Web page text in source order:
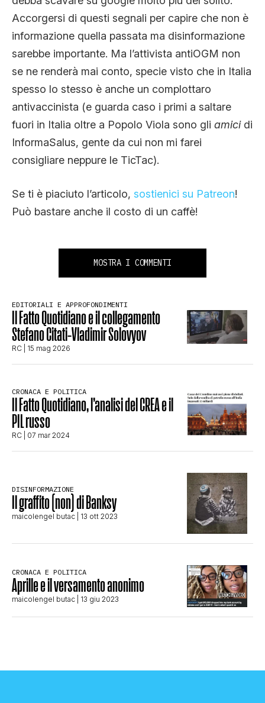
Accorgersi di questi segnali per capire che non è
informazione quella passata ma disinformazione
sarebbe importante. Ma l’attivista antiOGM non
se ne renderà mai conto, specie visto che in Italia
spesso lo stesso è anche un complottaro
antivaccinista (e guarda caso i primi a saltare
fuori in Italia oltre a Popolo Viola sono gli amici di
InformaSalus, gente da cui non mi farei
consigliare neppure le TicTac).
Se ti è piaciuto l’articolo, sostienici su Patreon!
Può bastare anche il costo di un caffè!
MOSTRA I COMMENTI
EDITORIALI E APPROFONDIMENTI
Il Fatto Quotidiano e il collegamento
Stefano Citati-Vladimir Solovyov
RC | 15 mag 2026
CRONACA E POLITICA
Il Fatto Quotidiano, l’analisi del CREA e il
PIL russo
RC | 07 mar 2024
DISINFORMAZIONE
Il graffito (non) di Banksy
maicolengel butac | 13 ott 2023
CRONACA E POLITICA
Aprille e il versamento anonimo
maicolengel butac | 13 giu 2023